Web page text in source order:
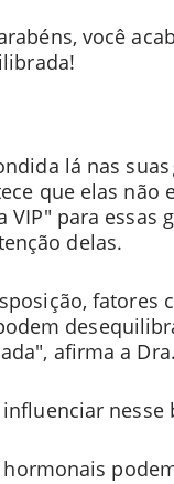
você
lá nas suas
que elas
VIP" para
delas.
fatores
afirma a
hormonais